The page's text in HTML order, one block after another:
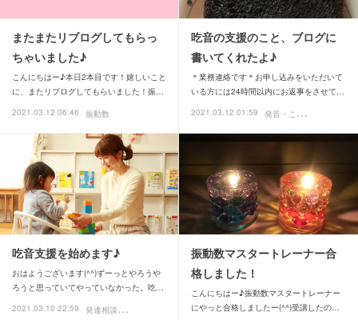
またまたリブログしてもらっ
ちゃいました♪
こんにちはー♪本日2本目です！嬉しいこと
に、またリブログしてもらいました！振…
2021.03.12 06:46
振動数
吃音の支援のこと、ブログに
書いてくれたよ♪
＊業務連絡です＊お申し込みをいただいて
いる方には24時間以内にお返事をさせて…
2021.03.12 01:59
発
音・ことば
吃音支援を始めます♪
おはようございます(^^)ずーっとやろうや
ろうと思っていてやっていなかった。吃…
2021.03.10 22:59
発
達相談発音・ことば
振動数マスタートレーナー合
格しました！
こんにちはー♪振動数マスタートレーナー
にやっと合格しましたー(^^)受講したの…